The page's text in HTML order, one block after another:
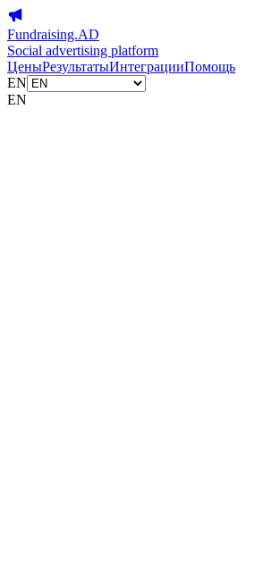
Fundraising.AD
Social advertising platform
ЦеныРезультатыИнтеграцииПомощь
EN
EN